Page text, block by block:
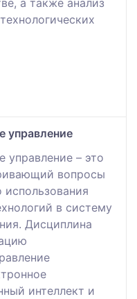
а также анализ
управление
управление – это
вопросы
в систему
Дисциплина
интеллект и